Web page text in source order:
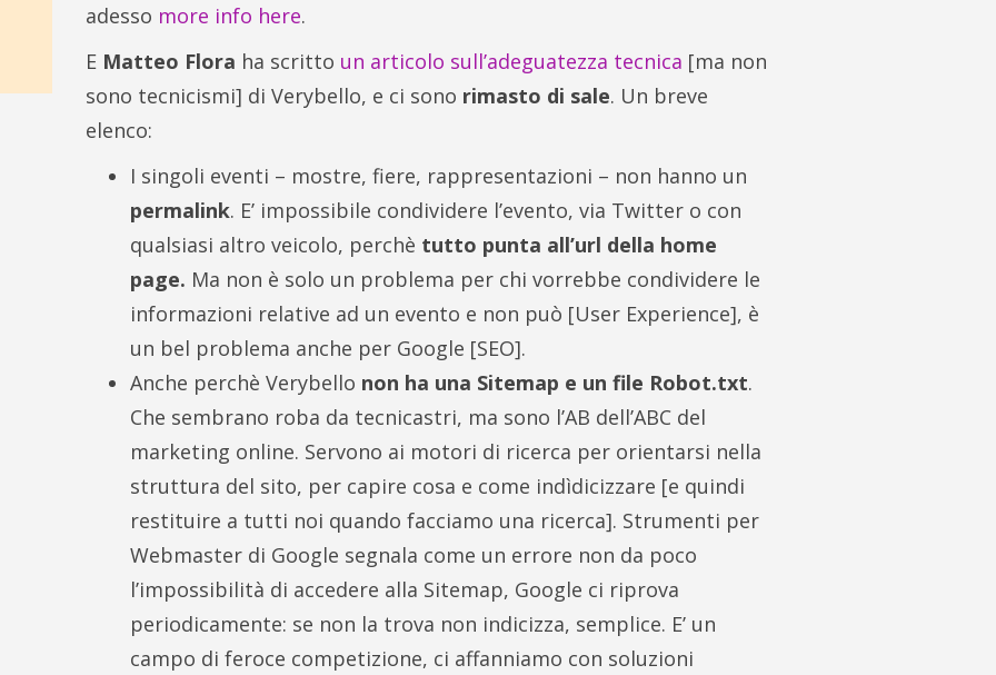
adesso more info here.
E Matteo Flora ha scritto un articolo sull’adeguatezza tecnica [ma non
sono tecnicismi] di Verybello, e ci sono rimasto di sale. Un breve
elenco:
I singoli eventi – mostre, fiere, rappresentazioni – non hanno un
permalink. E’ impossibile condividere l’evento, via Twitter o con
qualsiasi altro veicolo, perchè tutto punta all’url della home
page. Ma non è solo un problema per chi vorrebbe condividere le
informazioni relative ad un evento e non può [User Experience], è
un bel problema anche per Google [SEO].
Anche perchè Verybello non ha una Sitemap e un file Robot.txt.
Che sembrano roba da tecnicastri, ma sono l’AB dell’ABC del
marketing online. Servono ai motori di ricerca per orientarsi nella
struttura del sito, per capire cosa e come indìdicizzare [e quindi
restituire a tutti noi quando facciamo una ricerca]. Strumenti per
Webmaster di Google segnala come un errore non da poco
l’impossibilità di accedere alla Sitemap, Google ci riprova
periodicamente: se non la trova non indicizza, semplice. E’ un
campo di feroce competizione, ci affanniamo con soluzioni